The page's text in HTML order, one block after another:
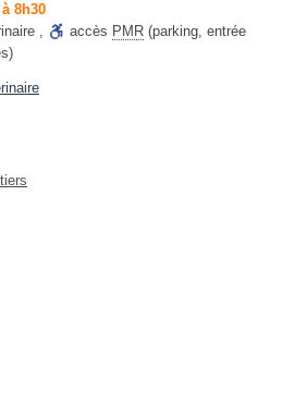
8h30
, accès PMR (parking, entrée